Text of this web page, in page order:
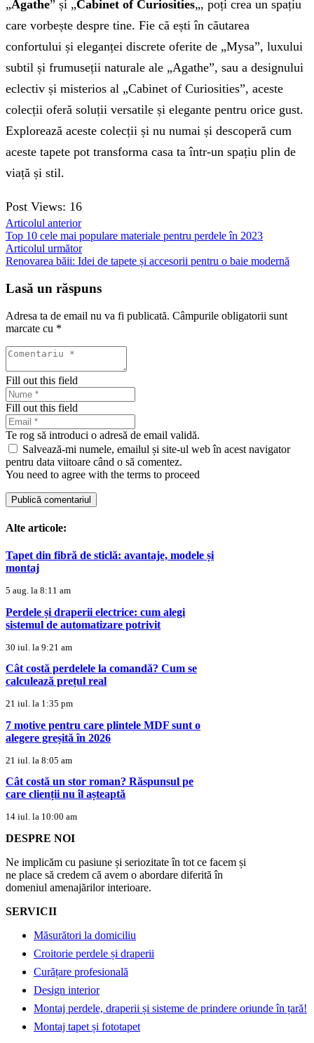
„Agathe” și „Cabinet of Curiosities„, poți crea un spațiu
care vorbește despre tine. Fie că ești în căutarea
confortului și eleganței discrete oferite de „Mysa”, luxului
subtil și frumuseții naturale ale „Agathe”, sau a designului
eclectiv și misterios al „Cabinet of Curiosities”, aceste
colecții oferă soluții versatile și elegante pentru orice gust.
Explorează aceste colecții și nu numai și descoperă cum
aceste tapete pot transforma casa ta într-un spațiu plin de
viață și stil.
Post Views: 16
Articolul anterior
Top 10 cele mai populare materiale pentru perdele în 2023
Articolul următor
Renovarea băii: Idei de tapete și accesorii pentru o baie modernă
Lasă un răspuns
Adresa ta de email nu va fi publicată. Câmpurile obligatorii sunt
marcate cu *
Fill out this field
Fill out this field
Te rog să introduci o adresă de email validă.
Salvează-mi numele, emailul și site-ul web în acest navigator
pentru data viitoare când o să comentez.
You need to agree with the terms to proceed
Publică comentariul
Alte articole:
Tapet din fibră de sticlă: avantaje, modele și
montaj
5 aug. la 8:11 am
Perdele și draperii electrice: cum alegi
sistemul de automatizare potrivit
30 iul. la 9:21 am
Cât costă perdelele la comandă? Cum se
calculează prețul real
21 iul. la 1:35 pm
7 motive pentru care plintele MDF sunt o
alegere greșită în 2026
21 iul. la 8:05 am
Cât costă un stor roman? Răspunsul pe
care clienții nu îl așteaptă
14 iul. la 10:00 am
DESPRE NOI
Ne implicăm cu pasiune și seriozitate în tot ce facem și
ne place să credem că avem o abordare diferită în
domeniul amenajărilor interioare.
SERVICII
Măsurători la domiciliu
Croitorie perdele și draperii
Curățare profesională
Design interior
Montaj perdele, draperii și sisteme de prindere oriunde în țară!
Montaj tapet și fototapet